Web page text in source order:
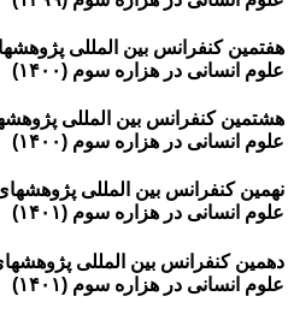
هفتمین کنفرانس بین المللی
علوم انسانی در هزاره سوم (۱۴۰۰)
هشتمین کنفرانس بین المللی
علوم انسانی در هزاره سوم (۱۴۰۰)
نهمین کنفرانس بین المللی
علوم انسانی در هزاره سوم (۱۴۰۱)
دهمین کنفرانس بین المللی
علوم انسانی در هزاره سوم (۱۴۰۱)